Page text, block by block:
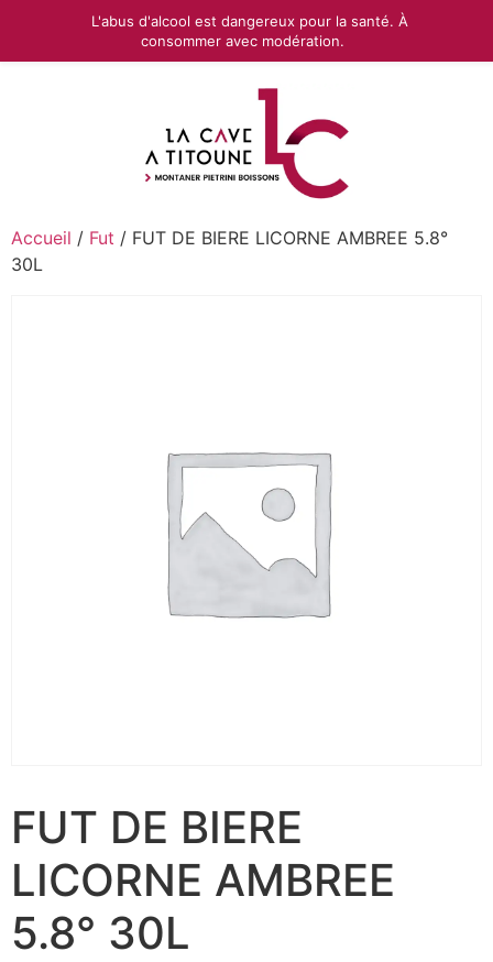
Accueil / Fut / FUT DE BIERE LICORNE AMBREE 5.8°
30L
FUT DE BIERE
LICORNE AMBREE
5.8° 30L
L'abus d'alcool est dangereux pour la santé. À
consommer avec modération.